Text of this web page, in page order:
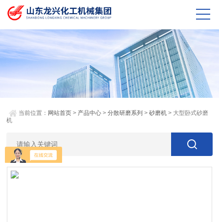
当前位置： 网站首页 > 产品中心 >分散研磨系列 >砂磨机 > 大型卧式砂磨
机